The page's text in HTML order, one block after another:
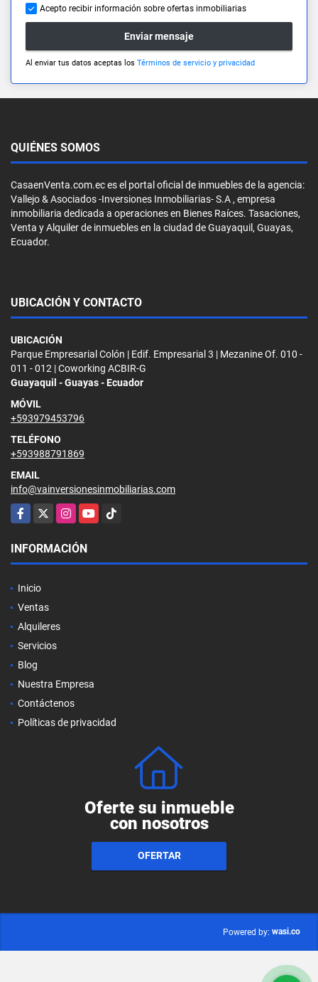
Acepto recibir información sobre ofertas inmobiliarias
Enviar mensaje
Al enviar tus datos aceptas los Términos de servicio y privacidad
QUIÉNES SOMOS
CasaenVenta.com.ec es el portal oficial de inmuebles de la agencia:
Vallejo & Asociados -Inversiones Inmobiliarias- S.A , empresa
inmobiliaria dedicada a operaciones en Bienes Raíces. Tasaciones,
Venta y Alquiler de inmuebles en la ciudad de Guayaquil, Guayas,
Ecuador.
UBICACIÓN Y CONTACTO
UBICACIÓN
Parque Empresarial Colón | Edif. Empresarial 3 | Mezanine Of. 010 -
011 - 012 | Coworking ACBIR-G
Guayaquil - Guayas - Ecuador
MÓVIL
+593979453796
TELÉFONO
+593988791869
EMAIL
info@vainversionesinmobiliarias.com
Facebook
X InstagramYouTubeTikTok
INFORMACIÓN
Inicio
Ventas
Alquileres
Servicios
Blog
Nuestra Empresa
Contáctenos
Políticas de privacidad
Oferte su inmueble
con nosotros
OFERTAR
Powered by: wasi.co